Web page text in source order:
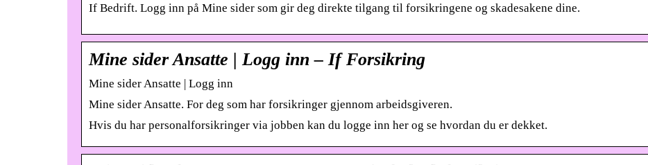
If Bedrift. Logg inn på Mine sider som gir deg direkte tilgang til forsikringene og skadesakene dine.
Mine sider Ansatte | Logg inn – If Forsikring
Mine sider Ansatte | Logg inn
Mine sider Ansatte. For deg som har forsikringer gjennom arbeidsgiveren.
Hvis du har personalforsikringer via jobben kan du logge inn her og se hvordan du er dekket.